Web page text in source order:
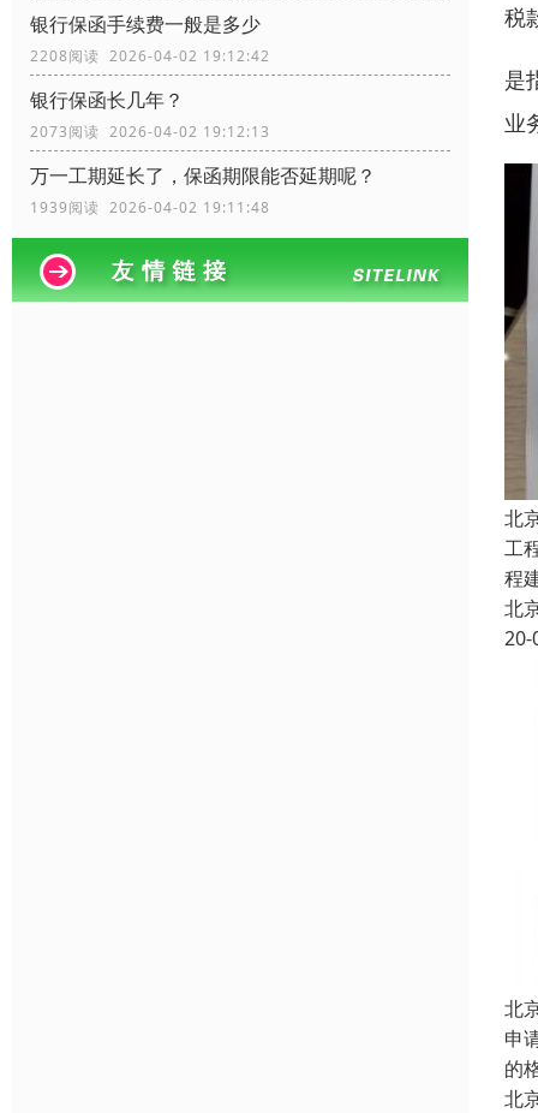
银行保函手续费一般是多少
2208阅读 2026-04-02 19:12:42
银行保函长几年？
2073阅读 2026-04-02 19:12:13
万一工期延长了，保函期限能否延期呢？
1939阅读 2026-04-02 19:11:48
税
是
业
北
工
程
北
20-
北
申
的
北